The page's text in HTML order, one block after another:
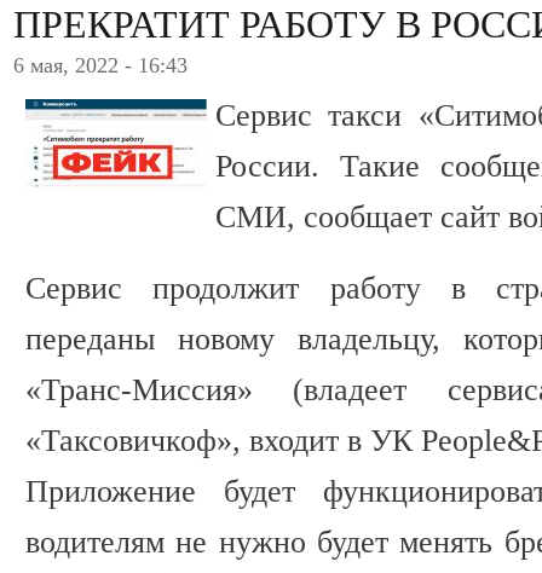
ПРЕКРАТИТ РАБОТУ В
6 мая, 2022 - 16:43
Сервис такси
России. Такие
СМИ, сообщает сайт
Сервис продолжит работу в
переданы новому владельцу,
«Транс-Миссия» (владеет
«Таксовичкоф», входит в УК
Приложение будет
водителям не нужно будет менять